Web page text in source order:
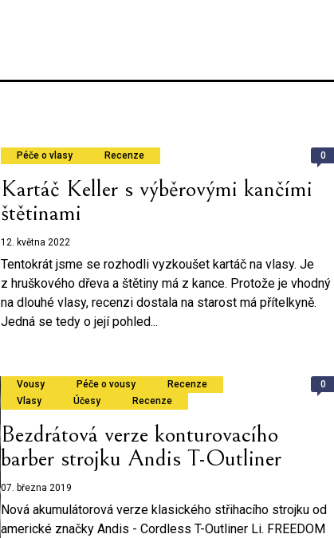
Péče o vlasy Recenze 0
Kartáč Keller s výběrovými kančími
štětinami
12. května 2022
Tentokrát jsme se rozhodli vyzkoušet kartáč na vlasy. Je
z hruškového dřeva a štětiny má z kance. Protože je vhodný
na dlouhé vlasy, recenzi dostala na starost má přítelkyně.
Jedná se tedy o její pohled...
Vousy Péče o vousy
Recenze
Vlasy
Účesy Recenze
0
Bezdrátová verze konturovacího
barber strojku Andis T-Outliner
07. března 2019
Nová akumulátorová verze klasického střihacího strojku od
americké značky Andis - Cordless T-Outliner Li. FREEDOM